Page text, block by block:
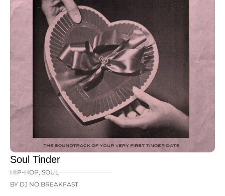
Soul Tinder
HIP-HOP,SOUL
BY DJ NO BREAKFAST